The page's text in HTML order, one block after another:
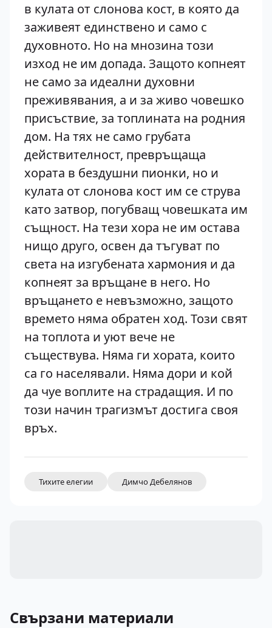
в кулата от слонова кост, в която да
заживеят единствено и само с
духовното. Но на мнозина този
изход не им допада. Защото копнеят
не само за идеални духовни
преживявания, а и за живо човешко
присъствие, за топлината на родния
дом. На тях не само грубата
действителност, превръщаща
хората в бездушни пионки, но и
кулата от слонова кост им се струва
като затвор, погубващ човешката им
същност. На тези хора не им остава
нищо друго, освен да тъгуват по
света на изгубената хармония и да
копнеят за връщане в него. Но
връщането е невъзможно, защото
времето няма обратен ход. Този свят
на топлота и уют вече не
съществува. Няма ги хората, които
са го населявали. Няма дори и кой
да чуе воплите на страдащия. И по
този начин трагизмът достига своя
връх.
Тихите елегии Димчо Дебелянов
Свързани материали